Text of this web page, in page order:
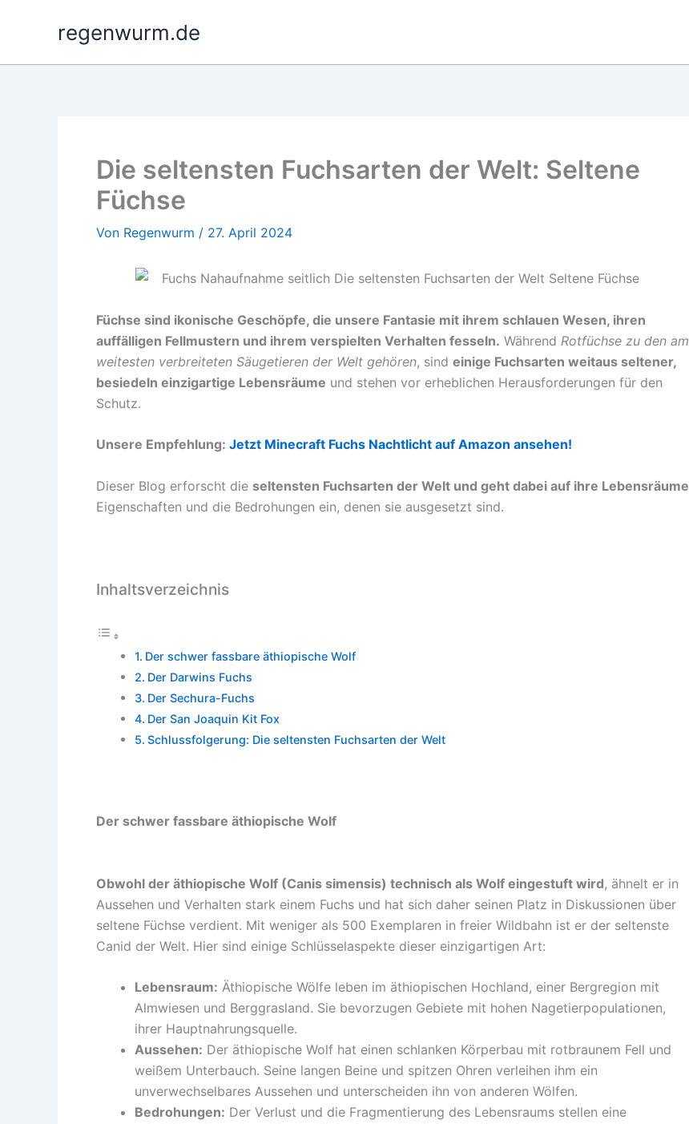
regenwurm.de
Die seltensten Fuchsarten der Welt: Seltene
Füchse
Von Regenwurm / 27. April 2024
Füchse sind ikonische Geschöpfe, die unsere Fantasie mit ihrem schlauen Wesen, ihren
auffälligen Fellmustern und ihrem verspielten Verhalten fesseln. Während Rotfüchse zu den am
weitesten verbreiteten Säugetieren der Welt gehören, sind einige Fuchsarten weitaus seltener,
besiedeln einzigartige Lebensräume und stehen vor erheblichen Herausforderungen für den
Schutz.
Unsere Empfehlung: Jetzt Minecraft Fuchs Nachtlicht auf Amazon ansehen!
Dieser Blog erforscht die seltensten Fuchsarten der Welt und geht dabei auf ihre Lebensräume
Eigenschaften und die Bedrohungen ein, denen sie ausgesetzt sind.
Inhaltsverzeichnis
Der schwer fassbare äthiopische Wolf
Der Darwins Fuchs
Der Sechura-Fuchs
Der San Joaquin Kit Fox
Schlussfolgerung: Die seltensten Fuchsarten der Welt
Der schwer fassbare äthiopische Wolf
Obwohl der äthiopische Wolf (Canis simensis) technisch als Wolf eingestuft wird, ähnelt er in
Aussehen und Verhalten stark einem Fuchs und hat sich daher seinen Platz in Diskussionen über
seltene Füchse verdient. Mit weniger als 500 Exemplaren in freier Wildbahn ist er der seltenste
Canid der Welt. Hier sind einige Schlüsselaspekte dieser einzigartigen Art:
Lebensraum: Äthiopische Wölfe leben im äthiopischen Hochland, einer Bergregion mit
Almwiesen und Berggrasland. Sie bevorzugen Gebiete mit hohen Nagetierpopulationen,
ihrer Hauptnahrungsquelle.
Aussehen: Der äthiopische Wolf hat einen schlanken Körperbau mit rotbraunem Fell und
weißem Unterbauch. Seine langen Beine und spitzen Ohren verleihen ihm ein
unverwechselbares Aussehen und unterscheiden ihn von anderen Wölfen.
Bedrohungen: Der Verlust und die Fragmentierung des Lebensraums stellen eine